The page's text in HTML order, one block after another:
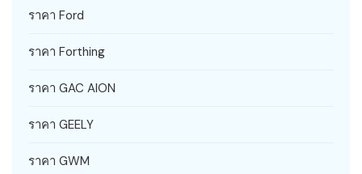
ราคา Ford
ราคา Forthing
ราคา GAC AION
ราคา GEELY
ราคา GWM